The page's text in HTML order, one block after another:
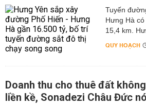
Tuyến
Hưng Hà
15,4 km.
QUY HOẠCH
Doanh thu cho thuê đất
liền kề, Sonadezi Châu Đức